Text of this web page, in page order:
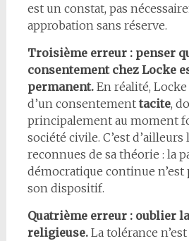
est un constat, pas
approbation sans réserve.
Troisième erreur : penser
consentement chez Locke
permanent.En réalité,
d’un consentementtacite,
principalement au moment
société civile. C’est
reconnues de sa théorie : la
démocratique continue n’est
son dispositif.
Quatrième erreur : oublier
religieuse.La tolérance